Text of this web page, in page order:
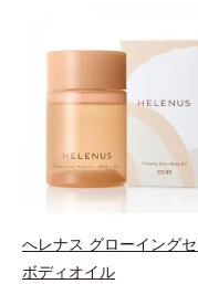
へレナス グローイングセ
ボディオイル